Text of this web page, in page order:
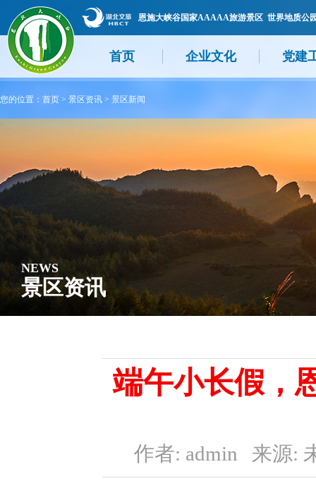
恩施大峡谷国家AAAAA旅游景区 世界地质公
首页 企业文化 党建
您的位置： 首页 > 景区资讯 > 景区新闻
NEWS
景区资讯
端午小长假，
作者: admin 来源: